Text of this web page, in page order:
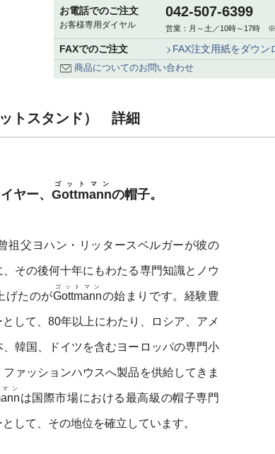
お電話でのご注文
お客様専用ダイヤル
042-507-6399
営業：月～土／10時～17時 ※
FAXでのご注文 FAX注文用紙をダウン
商品についてのお問い合わせ
トスタンド） 詳細
ヤー、 Gottmann
ゴットマン
の帽子。
祖父ヨハン・リッタースベルガーが彼の
その後何十年にもわたる専門知識とノウ
げたのがGottmann
ゴットマン
の始まりです。経験豊
して、80年以上にわたり、ロシア、アメ
、韓国、ドイツを含むヨーロッパの専門小
ァッションハウスへ製品を供給してきま
ン
は国際市場における最高級の帽子専門
して、その地位を確立しています。